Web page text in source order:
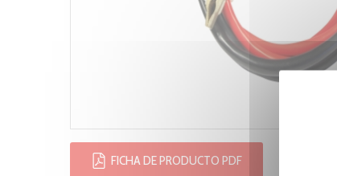
FICHA DE PRODUCTO PDF